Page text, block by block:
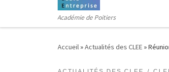
Académie de Poitiers
Accueil»Actualités des CLEE»